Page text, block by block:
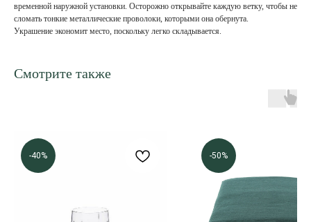
временной наружной установки. Осторожно открывайте каждую ветку, чтобы не
сломать тонкие металлические проволоки, которыми она обернута.
Украшение экономит место, поскольку легко складывается.
Смотрите также
-40% -50%